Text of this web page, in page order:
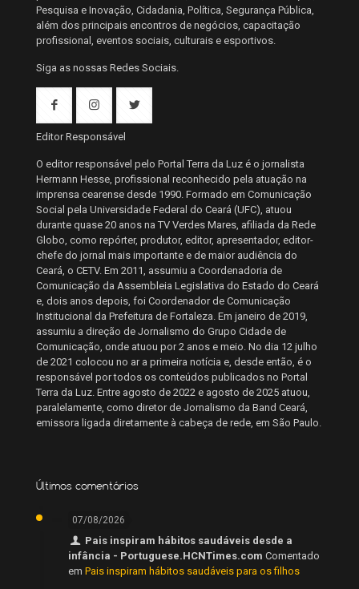
Pesquisa e Inovação, Cidadania, Política, Segurança Pública,
além dos principais encontros de negócios, capacitação
profissional, eventos sociais, culturais e esportivos.
Siga as nossas Redes Sociais.
Editor Responsável
O editor responsável pelo Portal Terra da Luz é o jornalista
Hermann Hesse, profissional reconhecido pela atuação na
imprensa cearense desde 1990. Formado em Comunicação
Social pela Universidade Federal do Ceará (UFC), atuou
durante quase 20 anos na TV Verdes Mares, afiliada da Rede
Globo, como repórter, produtor, editor, apresentador, editor-
chefe do jornal mais importante e de maior audiência do
Ceará, o CETV. Em 2011, assumiu a Coordenadoria de
Comunicação da Assembleia Legislativa do Estado do Ceará
e, dois anos depois, foi Coordenador de Comunicação
Institucional da Prefeitura de Fortaleza. Em janeiro de 2019,
assumiu a direção de Jornalismo do Grupo Cidade de
Comunicação, onde atuou por 2 anos e meio. No dia 12 julho
de 2021 colocou no ar a primeira notícia e, desde então, é o
responsável por todos os conteúdos publicados no Portal
Terra da Luz. Entre agosto de 2022 e agosto de 2025 atuou,
paralelamente, como diretor de Jornalismo da Band Ceará,
emissora ligada diretamente à cabeça de rede, em São Paulo.
Últimos comentários
07/08/2026
Pais inspiram hábitos saudáveis desde a
infância - Portuguese.HCNTimes.com Comentado
em Pais inspiram hábitos saudáveis para os filhos